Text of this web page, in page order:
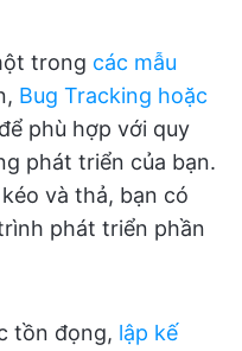
trong các mẫu
Bug Tracking hoặc
phù hợp với quy
phát triển của bạn.
và thả, bạn có
phát triển phần
tồn đọng, lập kế